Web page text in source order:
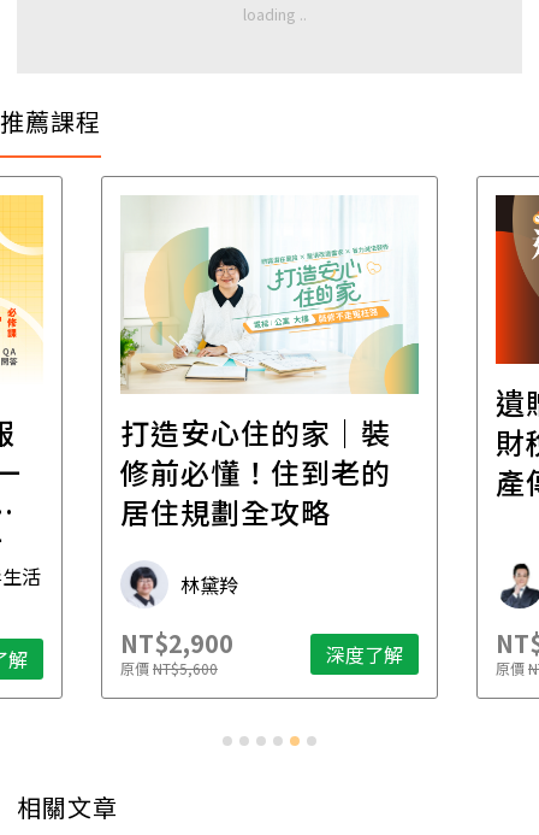
推薦課程
活
解
打造安心住的家｜裝
修前必懂！住到老的
居住規劃全攻略
林黛羚
NT$2,900
原價NT$5,600 深度了解
遺
財
產
原價
相關文章